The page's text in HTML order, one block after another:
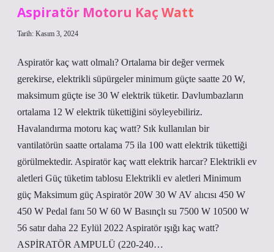
Aspiratör Motoru Kaç Watt
Tarih: Kasım 3, 2024
Aspiratör kaç watt olmalı? Ortalama bir değer vermek
gerekirse, elektrikli süpürgeler minimum güçte saatte 20 W,
maksimum güçte ise 30 W elektrik tüketir. Davlumbazların
ortalama 12 W elektrik tükettiğini söyleyebiliriz.
Havalandırma motoru kaç watt? Sık kullanılan bir
vantilatörün saatte ortalama 75 ila 100 watt elektrik tükettiği
görülmektedir. Aspiratör kaç watt elektrik harcar? Elektrikli ev
aletleri Güç tüketim tablosu Elektrikli ev aletleri Minimum
güç Maksimum güç Aspiratör 20W 30 W AV alıcısı 450 W
450 W Pedal fanı 50 W 60 W Basınçlı su 7500 W 10500 W
56 satır daha 22 Eylül 2022 Aspiratör ışığı kaç watt?
ASPİRATÖR AMPULÜ (220-240…